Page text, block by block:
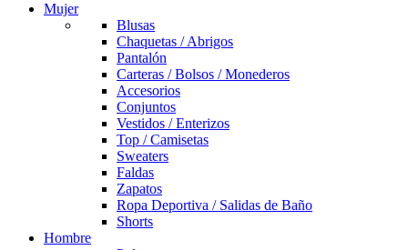
Mujer
Blusas
Chaquetas / Abrigos
Pantalón
Carteras / Bolsos / Monederos
Accesorios
Conjuntos
Vestidos / Enterizos
Top / Camisetas
Sweaters
Faldas
Zapatos
Ropa Deportiva / Salidas de Baño
Shorts
Hombre